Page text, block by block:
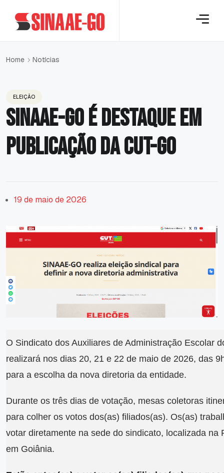
Home Notícias
ELEIÇÃO
SINAAE-GO é destaque em
publicação da CUT-GO
19 de maio de 2026
O Sindicato dos Auxiliares de Administração Escolar
realizará nos dias 20, 21 e 22 de maio de 2026, das
para a escolha da nova diretoria da entidade.
Durante os três dias de votação, mesas coletoras
para colher os votos dos(as) filiados(as). Os(as)
votar diretamente na sede do sindicato, localizada na
em Goiânia.